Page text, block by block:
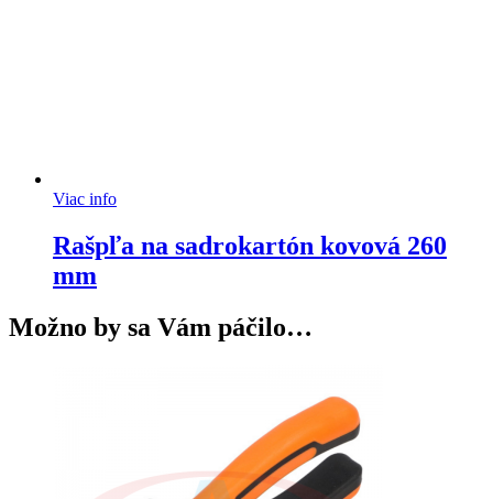
Viac info
Rašpľa na sadrokartón kovová 260
mm
Možno by sa Vám páčilo…